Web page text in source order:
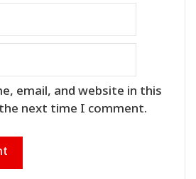
email, and website in this
next time I comment.